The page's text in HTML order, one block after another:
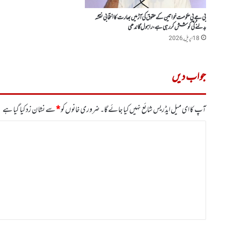
بی جے پی حکومت خواتین کے حقوق کی آڑ میں بھارت کا انتخابی نقشہ
بدلنے کی کوشش کر رہی ہے، راہول گاندھی
18 اپریل, 2026
جواب دیں
آپ کا ای میل ایڈریس شائع نہیں کیا جائے گا۔ضروری خانوں کو*سے نشان زد کیا گیا ہے